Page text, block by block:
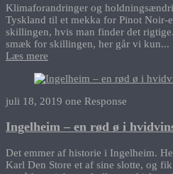
Klimaforandringer og
Tyskland til et mekka for Pinot Noir-
skillingen, hvis man finder det
smæk for skillingen, her går vi kun...
Læs mere
juli 18, 2019 one Response
Ingelheim – en rød ø i
Det emmer af historie i Ingelheim.
Karl Den Store et af sine slotte, og